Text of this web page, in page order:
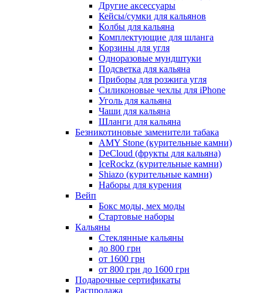
Другие аксессуары
Кейсы/сумки для кальянов
Колбы для кальяна
Комплектующие для шланга
Корзины для угля
Одноразовые мундштуки
Подсветка для кальяна
Приборы для розжига угля
Силиконовые чехлы для iPhone
Уголь для кальяна
Чаши для кальяна
Шланги для кальяна
Безникотиновые заменители табака
AMY Stone (курительные камни)
DeCloud (фрукты для кальяна)
IceRockz (курительные камни)
Shiazo (курительные камни)
Наборы для курения
Вейп
Бокс моды, мех моды
Стартовые наборы
Кальяны
Стеклянные кальяны
до 800 грн
от 1600 грн
от 800 грн до 1600 грн
Подарочные сертификаты
Распродажа